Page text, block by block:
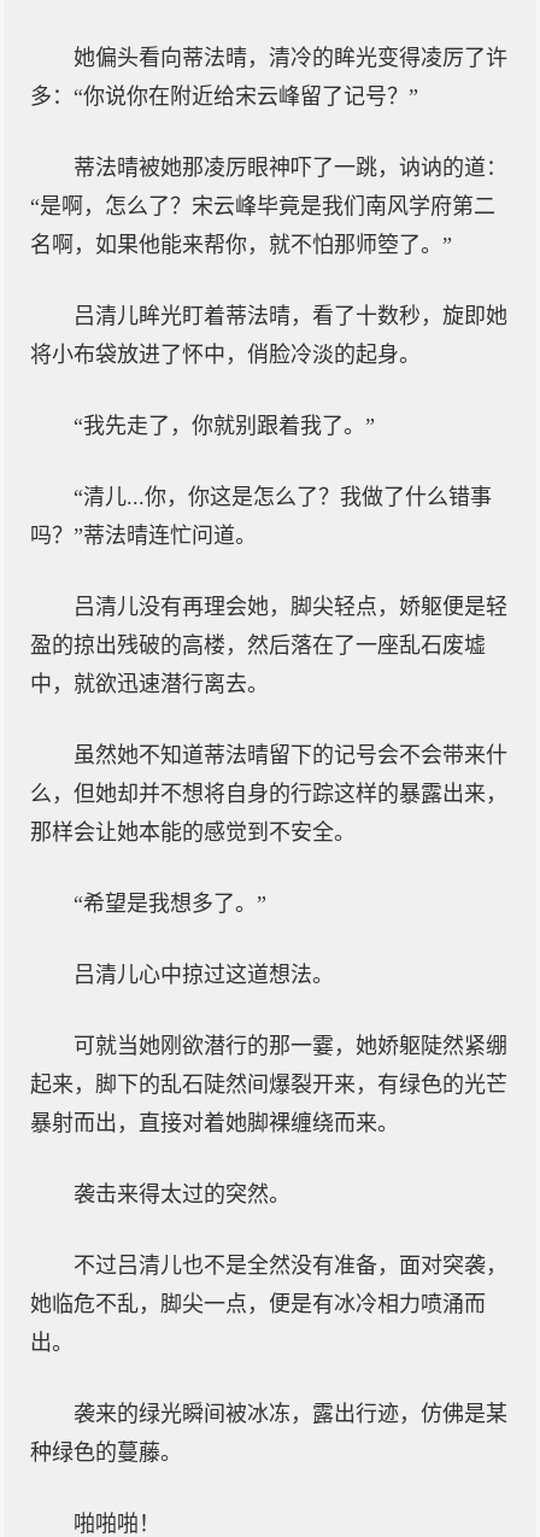
她偏头看向蒂法晴，清冷的眸光变得凌厉了许
多：“你说你在附近给宋云峰留了记号？”
蒂法晴被她那凌厉眼神吓了一跳，讷讷的道：
“是啊，怎么了？宋云峰毕竟是我们南风学府第二
名啊，如果他能来帮你，就不怕那师箜了。”
吕清儿眸光盯着蒂法晴，看了十数秒，旋即她
将小布袋放进了怀中，俏脸冷淡的起身。
“我先走了，你就别跟着我了。”
“清儿...你，你这是怎么了？我做了什么错事
吗？”蒂法晴连忙问道。
吕清儿没有再理会她，脚尖轻点，娇躯便是轻
盈的掠出残破的高楼，然后落在了一座乱石废墟
中，就欲迅速潜行离去。
虽然她不知道蒂法晴留下的记号会不会带来什
么，但她却并不想将自身的行踪这样的暴露出来，
那样会让她本能的感觉到不安全。
“希望是我想多了。”
吕清儿心中掠过这道想法。
可就当她刚欲潜行的那一霎，她娇躯陡然紧绷
起来，脚下的乱石陡然间爆裂开来，有绿色的光芒
暴射而出，直接对着她脚裸缠绕而来。
袭击来得太过的突然。
不过吕清儿也不是全然没有准备，面对突袭，
她临危不乱，脚尖一点，便是有冰冷相力喷涌而
出。
袭来的绿光瞬间被冰冻，露出行迹，仿佛是某
种绿色的蔓藤。
啪啪啪！